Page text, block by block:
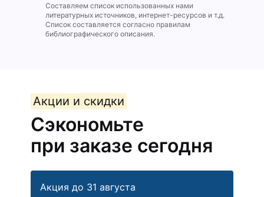
Составляем список использованных нами
литературных источников, интернет-ресурсов и т.д.
Список составляется согласно правилам
библиографического описания.
Акции и скидки
Сэкономьте
при заказе сегодня
Акция до 31 августа